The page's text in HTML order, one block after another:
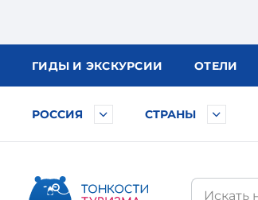
ГИДЫ И ЭКСКУРСИИ ОТЕЛИ
РОССИЯ СТРАНЫ